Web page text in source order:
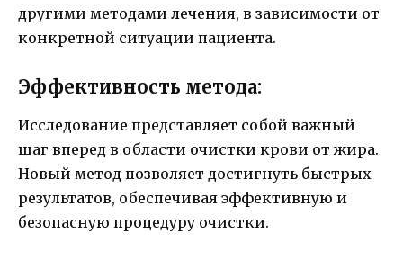
другими методами лечения, в зависимости от
конкретной ситуации пациента.
Эффективность метода:
Исследование представляет собой важный
шаг вперед в области очистки крови от жира.
Новый метод позволяет достигнуть быстрых
результатов, обеспечивая эффективную и
безопасную процедуру очистки.